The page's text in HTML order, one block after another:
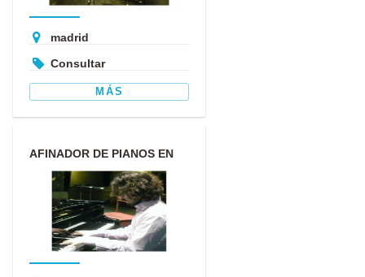
madrid
Consultar
MÁS
AFINADOR DE PIANOS EN
ASTURIAS